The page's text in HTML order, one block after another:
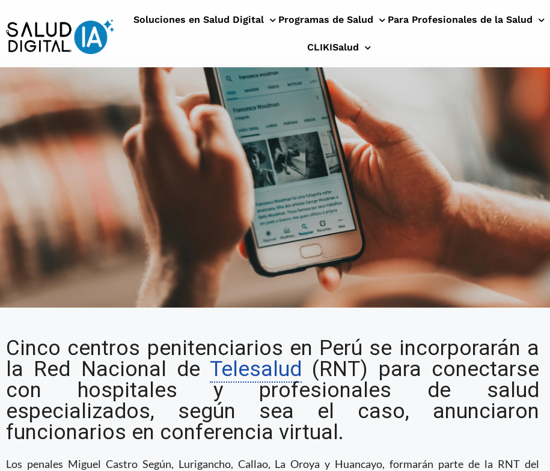
Soluciones en Salud Digital Programas de Salud Para Profesionales de la Salud
CLIKISalud
Servicios de Salud en Perú ofrecerán atención
por telemedicina en centros penitenciarios
Cinco centros penitenciarios en Perú se incorporarán a
la Red Nacional de Telesalud (RNT) para conectarse
con hospitales y profesionales de salud
especializados, según sea el caso, anunciaron
funcionarios en conferencia virtual.
Los penales Miguel Castro Según, Lurigancho, Callao, La Oroya y Huancayo, formarán parte de la RNT del